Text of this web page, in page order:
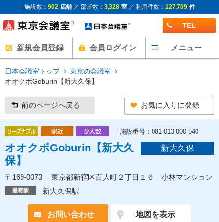
施設数： 902 店舗／ 部屋数： 3,328 室／ 利用件数： 127,709 件
TEL
新規会員登録 会員ログイン メニュー
日本会議室トップ
東京の会議室
オオクボGoburin【新大久保】
前のページへ戻る お気に入りに登録
施設番号：081-013-000-540
オオクボGoburin【新大久
保】
新大久保
〒169-0073 東京都新宿区百人町２丁目１６ 小林マンション
新大久保駅
お問い合わせ 地図を表示